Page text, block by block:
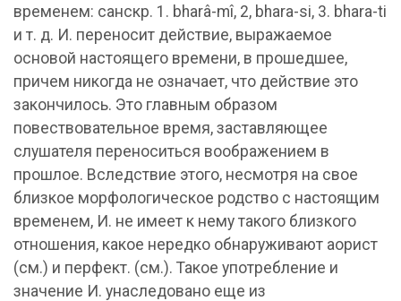
временем: санскр. 1. bharâ-mî, 2, bhara-si, 3. bhara-ti
и т. д. И. переносит действие, выражаемое
основой настоящего времени, в прошедшее,
причем никогда не означает, что действие это
закончилось. Это главным образом
повествовательное время, заставляющее
слушателя переноситься воображением в
прошлое. Вследствие этого, несмотря на свое
близкое морфологическое родство с настоящим
временем, И. не имеет к нему такого близкого
отношения, какое нередко обнаруживают аорист
(см.) и перфект. (см.). Такое употребление и
значение И. унаследовано еще из